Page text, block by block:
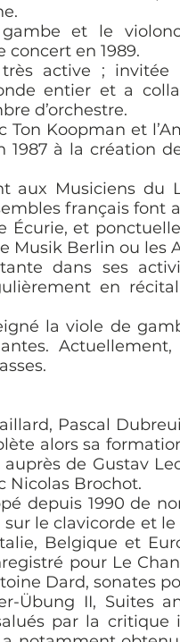
et le
en 1989.
active ; invitée
entier et a
d’orchestre.
Koopman et
à la création
aux Musiciens du
français font
Écurie, et
Musik Berlin ou les
dans ses
en
la viole de
Pascal
alors sa
de Gustav
Nicolas Brochot.
depuis 1990 de
le clavicorde et
Belgique et
pour Le
Dard, sonates
Übung II, Suites
par la critique